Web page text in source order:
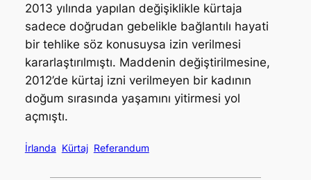
2013 yılında yapılan değişiklikle kürtaja
sadece doğrudan gebelikle bağlantılı hayati
bir tehlike söz konusuysa izin verilmesi
kararlaştırılmıştı. Maddenin değiştirilmesine,
2012’de kürtaj izni verilmeyen bir kadının
doğum sırasında yaşamını yitirmesi yol
açmıştı.
İrlanda Kürtaj Referandum